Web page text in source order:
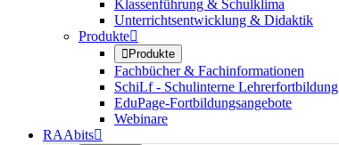
Klassenführung & Schulklima
Unterrichtsentwicklung & Didaktik
Produkte
Produkte
Fachbücher & Fachinformationen
SchiLf - Schulinterne Lehrerfortbildung
EduPage-Fortbildungsangebote
Webinare
RAAbits